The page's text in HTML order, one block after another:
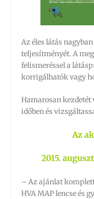
Az éles látás
teljesítményét. A
felismeréssel a
korrigálhatók vagy
Hamarosan kezdetét
időben és
Az
2015.
– Az ajánlat
HVA MAP lencse és